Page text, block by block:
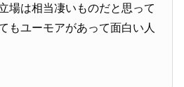
場は相当凄いものだと思って
もユーモアがあって面白い人